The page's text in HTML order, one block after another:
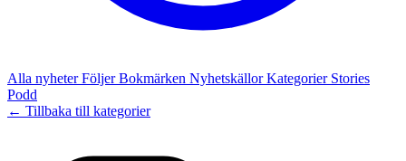
Alla nyheterFöljerBokmärken NyhetskällorKategorier Stories
Podd
← Tillbaka till kategorier